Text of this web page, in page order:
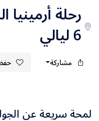
اخبارنا
تواصل معانا
رحلة أرمينيا
6 ليالي
مشاركة
لمحة سريعة عن